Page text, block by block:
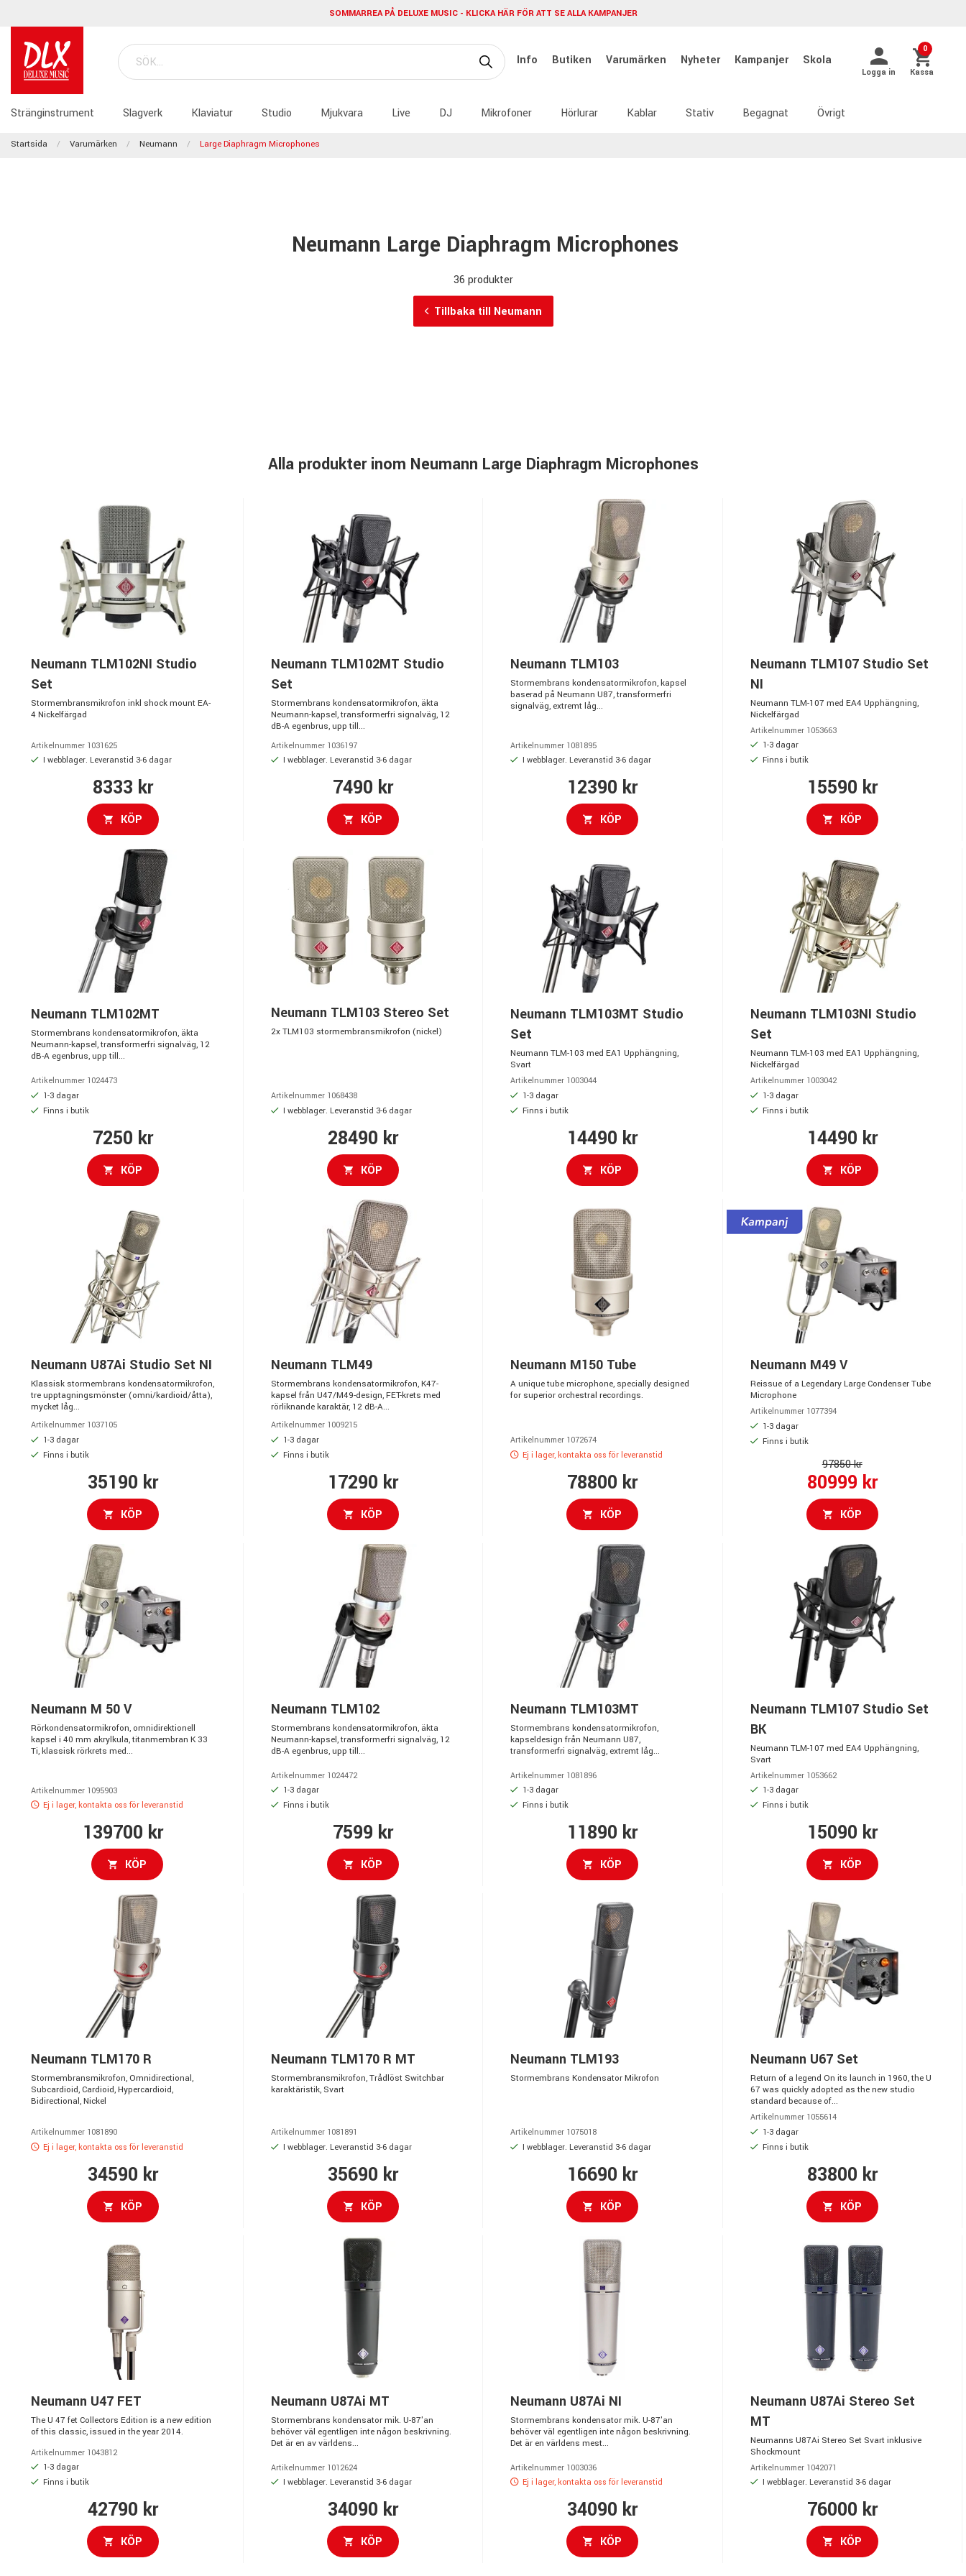
SOMMARREA PÅ DELUXE MUSIC - KLICKA HÄR FÖR ATT SE ALLA KAMPANJER
Info Butiken Varumärken Nyheter Kampanjer Skola
Logga in
0
Kassa
Stränginstrument Slagverk Klaviatur Studio Mjukvara Live DJ Mikrofoner Hörlurar Kablar Stativ Begagnat Övrigt
Startsida Varumärken Neumann Large Diaphragm Microphones
Neumann Large Diaphragm Microphones
36 produkter
Tillbaka till Neumann
Alla produkter inom Neumann Large Diaphragm Microphones
Neumann TLM102NI Studio
Set
Stormembransmikrofon inkl shock mount EA-
4 Nickelfärgad
Artikelnummer 1031625
I webblager. Leveranstid 3-6 dagar
8333 kr
KÖP
Neumann TLM102MT Studio
Set
Stormembrans kondensatormikrofon, äkta
Neumann-kapsel, transformerfri signalväg, 12
dB-A egenbrus, upp till...
Artikelnummer 1036197
I webblager. Leveranstid 3-6 dagar
7490 kr
KÖP
Neumann TLM103
Stormembrans kondensatormikrofon, kapsel
baserad på Neumann U87, transformerfri
signalväg, extremt låg...
Artikelnummer 1081895
I webblager. Leveranstid 3-6 dagar
12390 kr
KÖP
Neumann TLM107 Studio Set
NI
Neumann TLM-107 med EA4 Upphängning,
Nickelfärgad
Artikelnummer 1053663
1-3 dagar
Finns i butik
15590 kr
KÖP
Neumann TLM102MT
Stormembrans kondensatormikrofon, äkta
Neumann-kapsel, transformerfri signalväg, 12
dB-A egenbrus, upp till...
Artikelnummer 1024473
1-3 dagar
Finns i butik
7250 kr
KÖP
Neumann TLM103 Stereo Set
2x TLM103 stormembransmikrofon (nickel)
Artikelnummer 1068438
I webblager. Leveranstid 3-6 dagar
28490 kr
KÖP
Neumann TLM103MT Studio
Set
Neumann TLM-103 med EA1 Upphängning,
Svart
Artikelnummer 1003044
1-3 dagar
Finns i butik
14490 kr
KÖP
Neumann TLM103NI Studio
Set
Neumann TLM-103 med EA1 Upphängning,
Nickelfärgad
Artikelnummer 1003042
1-3 dagar
Finns i butik
14490 kr
KÖP
Neumann U87Ai Studio Set NI
Klassisk stormembrans kondensatormikrofon,
tre upptagningsmönster (omni/kardioid/åtta),
mycket låg...
Artikelnummer 1037105
1-3 dagar
Finns i butik
35190 kr
KÖP
Neumann TLM49
Stormembrans kondensatormikrofon, K47-
kapsel från U47/M49-design, FET-krets med
rörliknande karaktär, 12 dB-A...
Artikelnummer 1009215
1-3 dagar
Finns i butik
17290 kr
KÖP
Neumann M150 Tube
A unique tube microphone, specially designed
for superior orchestral recordings.
Artikelnummer 1072674
Ej i lager, kontakta oss för leveranstid
78800 kr
KÖP
Neumann M49 V
Reissue of a Legendary Large Condenser Tube
Microphone
Artikelnummer 1077394
1-3 dagar
Finns i butik
97850 kr
80999 kr
KÖP
Neumann M 50 V
Rörkondensatormikrofon, omnidirektionell
kapsel i 40 mm akrylkula, titanmembran K 33
Ti, klassisk rörkrets med...
Artikelnummer 1095903
Ej i lager, kontakta oss för leveranstid
139700 kr
KÖP
Neumann TLM102
Stormembrans kondensatormikrofon, äkta
Neumann-kapsel, transformerfri signalväg, 12
dB-A egenbrus, upp till...
Artikelnummer 1024472
1-3 dagar
Finns i butik
7599 kr
KÖP
Neumann TLM103MT
Stormembrans kondensatormikrofon,
kapseldesign från Neumann U87,
transformerfri signalväg, extremt låg...
Artikelnummer 1081896
1-3 dagar
Finns i butik
11890 kr
KÖP
Neumann TLM107 Studio Set
BK
Neumann TLM-107 med EA4 Upphängning,
Svart
Artikelnummer 1053662
1-3 dagar
Finns i butik
15090 kr
KÖP
Neumann TLM170 R
Stormembransmikrofon, Omnidirectional,
Subcardioid, Cardioid, Hypercardioid,
Bidirectional, Nickel
Artikelnummer 1081890
Ej i lager, kontakta oss för leveranstid
34590 kr
KÖP
Neumann TLM170 R MT
Stormembransmikrofon, Trådlöst Switchbar
karaktäristik, Svart
Artikelnummer 1081891
I webblager. Leveranstid 3-6 dagar
35690 kr
KÖP
Neumann TLM193
Stormembrans Kondensator Mikrofon
Artikelnummer 1075018
I webblager. Leveranstid 3-6 dagar
16690 kr
KÖP
Neumann U67 Set
Return of a legend On its launch in 1960, the U
67 was quickly adopted as the new studio
standard because of...
Artikelnummer 1055614
1-3 dagar
Finns i butik
83800 kr
KÖP
Neumann U47 FET
The U 47 fet Collectors Edition is a new edition
of this classic, issued in the year 2014.
Artikelnummer 1043812
1-3 dagar
Finns i butik
42790 kr
KÖP
Neumann U87Ai MT
Stormembrans kondensator mik. U-87'an
behöver väl egentligen inte någon beskrivning.
Det är en av världens...
Artikelnummer 1012624
I webblager. Leveranstid 3-6 dagar
34090 kr
KÖP
Neumann U87Ai NI
Stormembrans kondensator mik. U-87'an
behöver väl egentligen inte någon beskrivning.
Det är en världens mest...
Artikelnummer 1003036
Ej i lager, kontakta oss för leveranstid
34090 kr
KÖP
Neumann U87Ai Stereo Set
MT
Neumanns U87Ai Stereo Set Svart inklusive
Shockmount
Artikelnummer 1042071
I webblager. Leveranstid 3-6 dagar
76000 kr
KÖP